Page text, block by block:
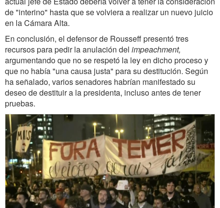
de "interino" hasta que se volviera a realizar un nuevo juicio
en la Cámara Alta.
En conclusión, el defensor de Rousseff presentó tres
recursos para pedir la anulación del impeachment,
argumentando que no se respetó la ley en dicho proceso y
que no había "una causa justa" para su destitución. Según
ha señalado, varios senadores habrían manifestado su
deseo de destituir a la presidenta, incluso antes de tener
pruebas.